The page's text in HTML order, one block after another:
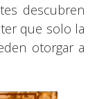
descubren
que solo la
otorgar a